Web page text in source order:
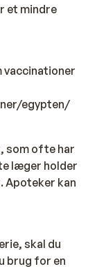
et mindre
vaccinationer
egypten/
som ofte har
læger holder
Apoteker kan
skal du
brug for en